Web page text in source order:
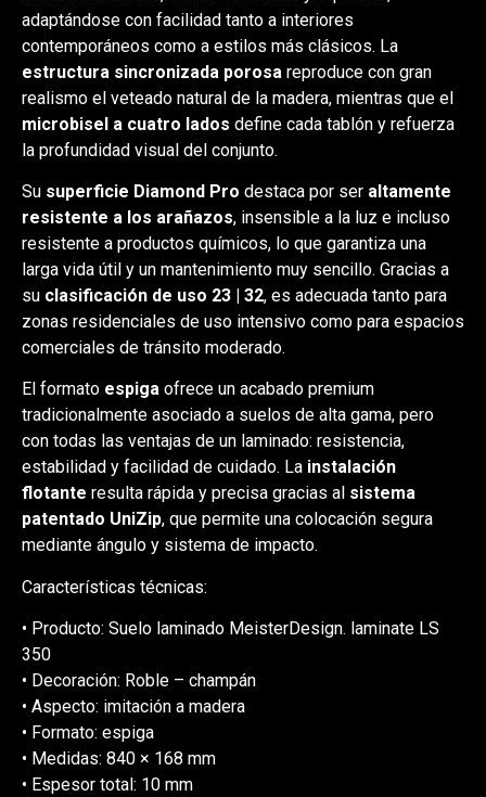
adaptándose con facilidad tanto a interiores
contemporáneos como a estilos más clásicos. La
estructura sincronizada porosa reproduce con gran
realismo el veteado natural de la madera, mientras que el
microbisel a cuatro lados define cada tablón y refuerza
la profundidad visual del conjunto.
Su superficie Diamond Pro destaca por ser altamente
resistente a los arañazos, insensible a la luz e incluso
resistente a productos químicos, lo que garantiza una
larga vida útil y un mantenimiento muy sencillo. Gracias a
su clasificación de uso 23 | 32, es adecuada tanto para
zonas residenciales de uso intensivo como para espacios
comerciales de tránsito moderado.
El formato espiga ofrece un acabado premium
tradicionalmente asociado a suelos de alta gama, pero
con todas las ventajas de un laminado: resistencia,
estabilidad y facilidad de cuidado. La instalación
flotante resulta rápida y precisa gracias al sistema
patentado UniZip, que permite una colocación segura
mediante ángulo y sistema de impacto.
Características técnicas:
• Producto: Suelo laminado MeisterDesign. laminate LS
350
• Decoración: Roble – champán
• Aspecto: imitación a madera
• Formato: espiga
• Medidas: 840 × 168 mm
• Espesor total: 10 mm